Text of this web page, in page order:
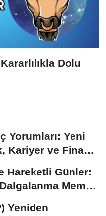
Dolu
Yorumları: Yeni
Kariyer ve Finans
Hareketli Günler:
Meme
Yeniden